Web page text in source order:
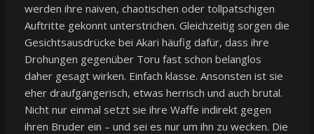
werden ihre naiven, chaotischen oder tollpatschigen
Auftritte gekonnt unterstrichen. Gleichzeitig sorgen die
Gesichtsausdrücke bei Akari häufig dafür, dass ihre
Drohungen gegenüber Toru fast schon belanglos
daher gesagt wirken. Einfach klasse. Ansonsten ist sie
eher draufgängerisch, etwas herrisch und auch brutal.
Nicht nur einmal setzt sie ihre Waffe indirekt gegen
ihren Bruder ein – und sei es nur um ihn zu wecken. Die